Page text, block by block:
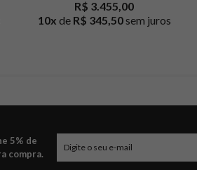
R$ 3.455,00
10x de R$ 345,50sem juros
5% de
compra.